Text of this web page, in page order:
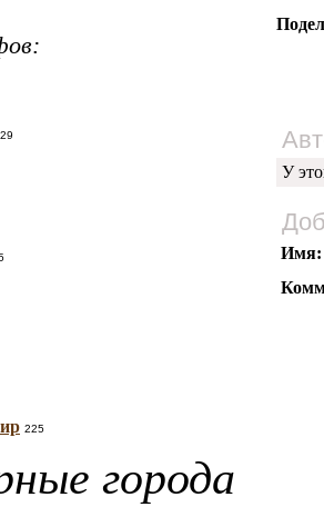
225
города
У
Имя: